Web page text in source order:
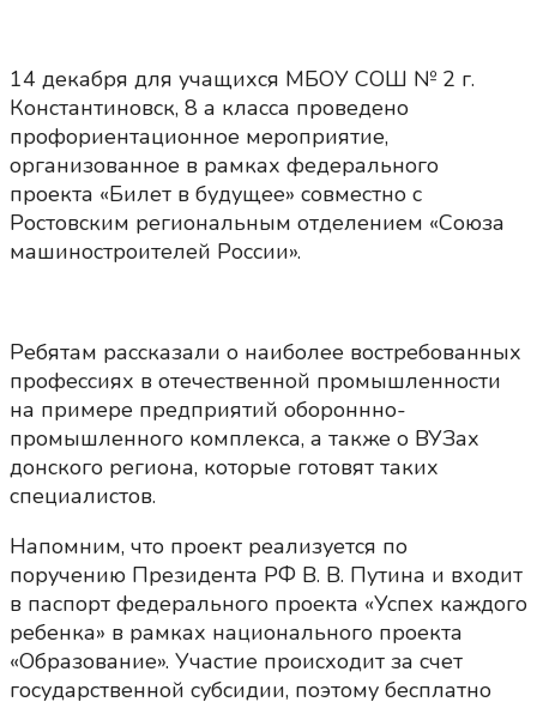
14 декабря для учащихся МБОУ СОШ № 2 г.
Константиновск, 8 а класса проведено
профориентационное мероприятие,
организованное в рамках федерального
проекта «Билет в будущее» совместно с
Ростовским региональным отделением «Союза
машиностроителей России».
Ребятам рассказали о наиболее востребованных
профессиях в отечественной промышленности
на примере предприятий обороннно-
промышленного комплекса, а также о ВУЗах
донского региона, которые готовят таких
специалистов.
Напомним, что проект реализуется по
поручению Президента РФ В. В. Путина и входит
в паспорт федерального проекта «Успех каждого
ребенка» в рамках национального проекта
«Образование». Участие происходит за счет
государственной субсидии, поэтому бесплатно